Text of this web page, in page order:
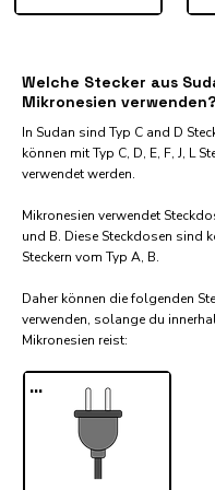
Welche Stecker aus
Mikronesien verwenden?
In Sudan sind Typ C and D
können mit Typ C, D, E, F, J, L
verwendet werden.
Mikronesien verwendet
und B. Diese Steckdosen sind
Steckern vom Typ A, B.
Daher können die folgenden
verwenden, solange du
Mikronesien reist:​
...